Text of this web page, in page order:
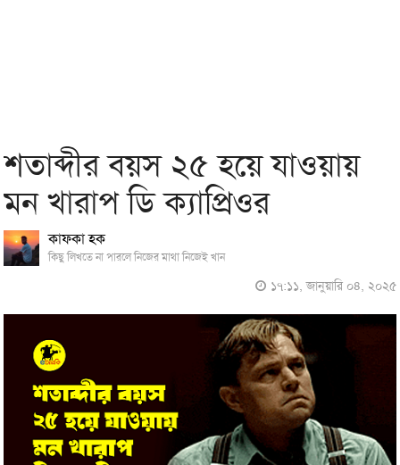
শতাব্দীর বয়স ২৫ হয়ে যাওয়ায়
মন খারাপ ডি ক্যাপ্রিওর
কাফকা হক
কিছু লিখতে না পারলে নিজের মাথা নিজেই খান
১৭:১১, জানুয়ারি ০৪, ২০২৫